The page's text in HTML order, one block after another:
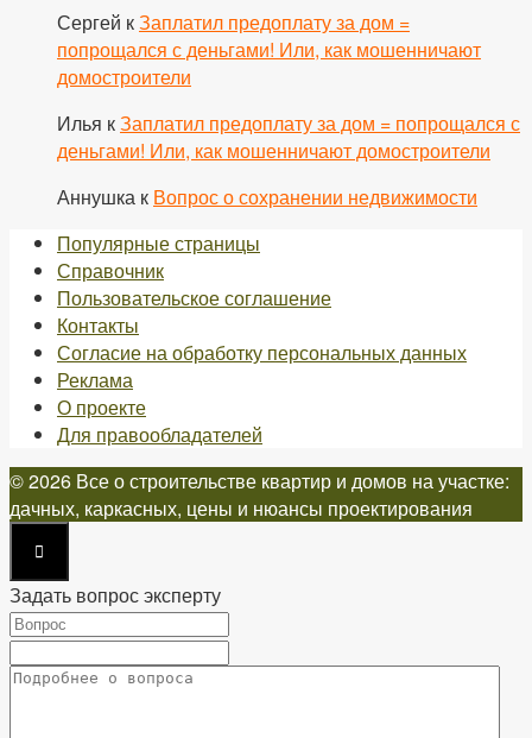
Сергей кЗаплатил предоплату за дом =
попрощался с деньгами! Или, как мошенничают
домостроители
Илья кЗаплатил предоплату за дом = попрощался с
деньгами! Или, как мошенничают домостроители
Аннушка к Вопрос о сохранении недвижимости
Популярные страницы
Справочник
Пользовательское соглашение
Контакты
Согласие на обработку персональных данных
Реклама
О проекте
Для правообладателей
© 2026 Все о строительстве квартир и домов на участке:
дачных, каркасных, цены и нюансы проектирования
Задать вопрос эксперту